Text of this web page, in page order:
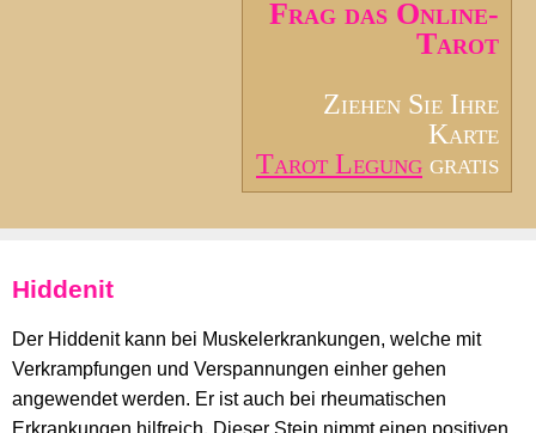
Frag das Online-
Tarot
Ziehen Sie Ihre
Karte
Tarot Legung gratis
Hiddenit
Der Hiddenit kann bei Muskelerkrankungen, welche mit
Verkrampfungen und Verspannungen einher gehen
angewendet werden. Er ist auch bei rheumatischen
Erkrankungen hilfreich. Dieser Stein nimmt einen positiven